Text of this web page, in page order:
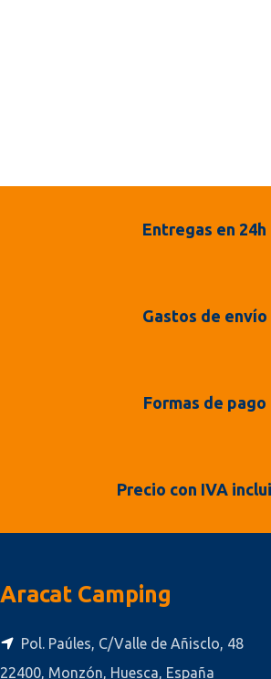
Entregas en 24h
Gastos de envío
Formas de pago
Precio con IVA
Aracat Camping
Pol. Paúles, C/Valle de Añisclo, 48
22400, Monzón, Huesca, España